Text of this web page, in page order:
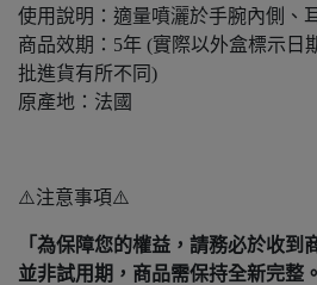
使用說明：適量噴灑於手腕內側、
商品效期：5年 (實際以外盒標示日
批進貨有所不同)
原產地：法國
⚠️注意事項⚠️
「為保障您的權益，請務必於收到
並非試用期，商品需保持全新完整